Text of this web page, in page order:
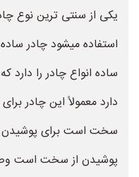
یکی از سنتی ترین نوع
استفاده میشود چادر
ساده انواع چادر را
دارد معمولاً این چادر
سخت است برای پوشیدن
پوشیدن از سخت است